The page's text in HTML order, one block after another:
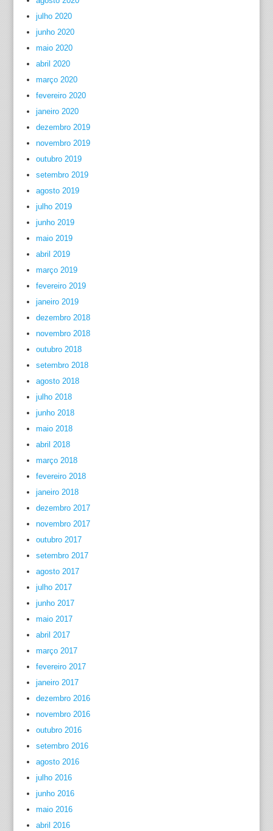
julho 2020
junho 2020
maio 2020
abril 2020
março 2020
fevereiro 2020
janeiro 2020
dezembro 2019
novembro 2019
outubro 2019
setembro 2019
agosto 2019
julho 2019
junho 2019
maio 2019
abril 2019
março 2019
fevereiro 2019
janeiro 2019
dezembro 2018
novembro 2018
outubro 2018
setembro 2018
agosto 2018
julho 2018
junho 2018
maio 2018
abril 2018
março 2018
fevereiro 2018
janeiro 2018
dezembro 2017
novembro 2017
outubro 2017
setembro 2017
agosto 2017
julho 2017
junho 2017
maio 2017
abril 2017
março 2017
fevereiro 2017
janeiro 2017
dezembro 2016
novembro 2016
outubro 2016
setembro 2016
agosto 2016
julho 2016
junho 2016
maio 2016
abril 2016